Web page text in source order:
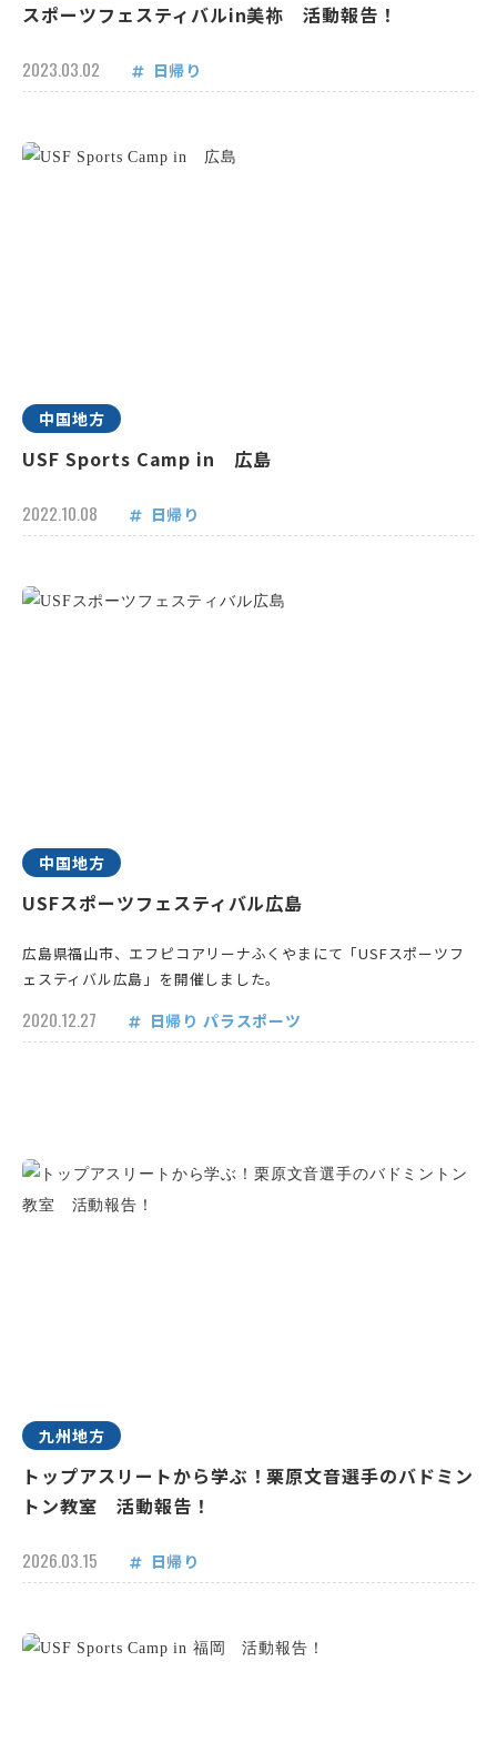
スポーツフェスティバルin美祢 活動報告！
2023.03.02 日帰り
中国地方
USF Sports Camp in 広島
2022.10.08 日帰り
中国地方
USFスポーツフェスティバル広島
広島県福山市、エフピコアリーナふくやまにて「USFスポーツフ
ェスティバル広島」を開催しました。
2020.12.27 日帰り パラスポーツ
九州地方
トップアスリートから学ぶ！栗原文音選手のバドミン
トン教室 活動報告！
2026.03.15 日帰り